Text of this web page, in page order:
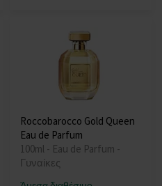
Roccobarocco Gold Queen
Eau de Parfum
100ml - Eau de Parfum -
Γυναίκες